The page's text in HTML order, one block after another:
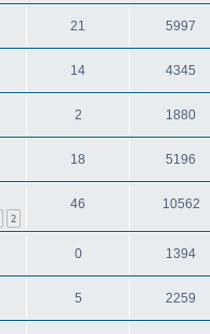
21 5997
14 4345
2 1880
18 5196
2
46 10562
0 1394
5 2259